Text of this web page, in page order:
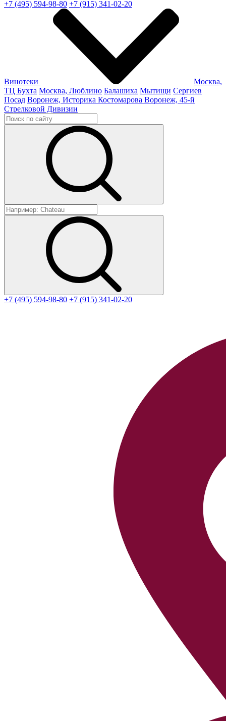
+7 (495) 594-98-80 +7 (915) 341-02-20
Винотеки
Москва,
ТЦ Бухта Москва, Люблино Балашиха Мытищи Сергиев
Посад Воронеж, Историка Костомарова Воронеж, 45-й
Стрелковой Дивизии
+7 (495) 594-98-80 +7 (915) 341-02-20